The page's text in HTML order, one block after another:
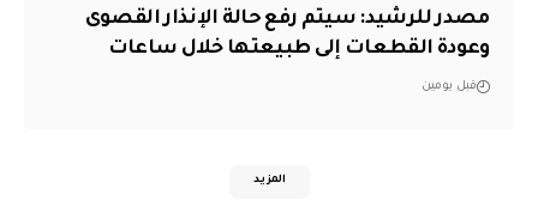
مصدر للرشيد: سيتم رفع حالة الإنذار القصوى
وعودة القطعات إلى طبيعتها خلال ساعات
قبل يومين
المزيد